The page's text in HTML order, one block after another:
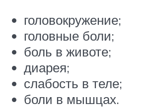
головокружение;
головные боли;
боль в животе;
диарея;
слабость в теле;
боли в мышцах.